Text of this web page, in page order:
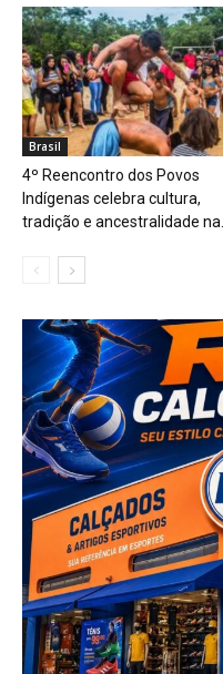
Brasil
4º Reencontro dos Povos
Indígenas celebra cultura,
tradição e ancestralidade na...